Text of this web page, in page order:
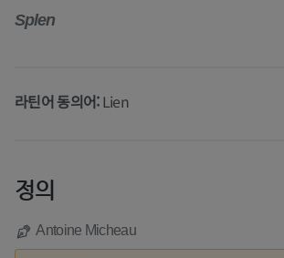
Splen
라틴어 동의어:Lien
정의
Antoine Micheau